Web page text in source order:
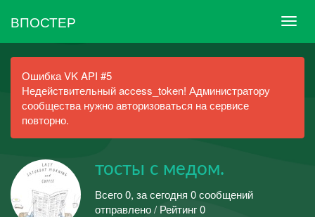
ВПОСТЕР
Ошибка VK API #5
Недействительный access_token! Администратору
сообщества нужно авторизоваться на сервисе
повторно.
тосты с медом.
Всего 0, за сегодня 0 сообщений
отправлено / Рейтинг 0